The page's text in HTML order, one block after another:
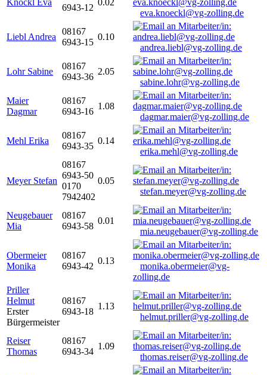
Knöckl Eva
6943-12
0.02
eva.knoeckl@vg-zolling.de
Liebl Andrea
08167
6943-15
0.10
andrea.liebl@vg-zolling.de
Lohr Sabine
08167
6943-36
2.05
sabine.lohr@vg-zolling.de
Maier
Dagmar
08167
6943-16
1.08
dagmar.maier@vg-zolling.de
Mehl Erika
08167
6943-35
0.14
erika.mehl@vg-zolling.de
Meyer Stefan
08167
6943-50
0170
7942402
0.05
stefan.meyer@vg-zolling.de
Neugebauer
Mia
08167
6943-58
0.01
mia.neugebauer@vg-zolling.de
Obermeier
Monika
08167
6943-42
0.13
monika.obermeier@vg-
zolling.de
Priller
Helmut
Erster
Bürgermeister
08167
6943-18
1.13
helmut.priller@vg-zolling.de
Reiser
Thomas
08167
6943-34
1.09
thomas.reiser@vg-zolling.de